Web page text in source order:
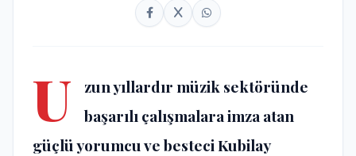
U
zun yıllardır müzik sektöründe
başarılı çalışmalara imza atan
güçlü yorumcu ve besteci Kubilay